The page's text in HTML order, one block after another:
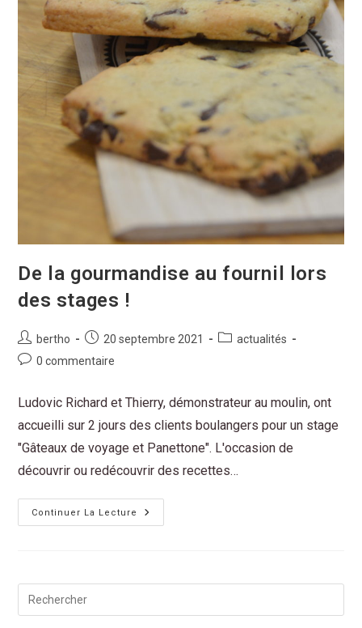
De la gourmandise au fournil lors
des stages !
bertho 20 septembre 2021
actualités
0 commentaire
Ludovic Richard et Thierry, démonstrateur au moulin, ont
accueilli sur 2 jours des clients boulangers pour un stage
"Gâteaux de voyage et Panettone". L'occasion de
découvrir ou redécouvrir des recettes…
Continuer La Lecture